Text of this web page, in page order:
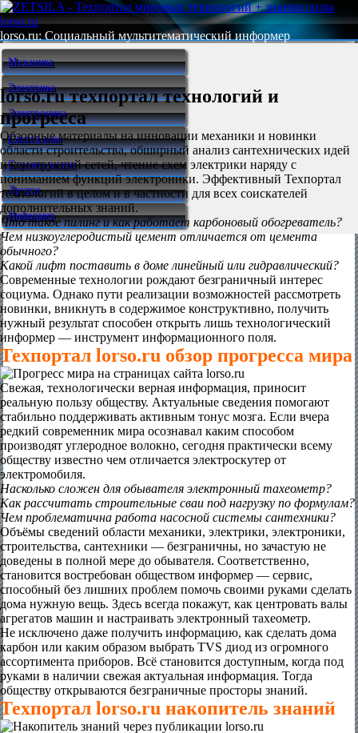
lorso.ru
lorso.ru: Социальный мультитематический информер
Механика
Электрика
Электроника
Сантехника
Строительство
Другое
Информер
lorso.ru техпортал технологий и
прогресса
Обзорные материалы на инновации механики и новинки
области строительства, обширный анализ сантехнических идей
и конструкций сетей, чтение схем электрики наряду с
пониманием функций электроники. Эффективный Техпортал
технологий в целом и в частности для всех соискателей
дополнительных знаний.
Что такое пилинг и как работает карбоновый обогреватель?
Чем низкоуглеродистый цемент отличается от цемента
обычного?
Какой лифт поставить в доме линейный или гидравлический?
Современные технологии рождают безграничный интерес
социума. Однако пути реализации возможностей рассмотреть
новинки, вникнуть в содержимое конструктивно, получить
нужный результат способен открыть лишь технологический
информер — инструмент информационного поля.
Техпортал lorso.ru обзор прогресса мира
Свежая, технологически верная информация, приносит
реальную пользу обществу. Актуальные сведения помогают
стабильно поддерживать активным тонус мозга. Если вчера
редкий современник мира осознавал каким способом
производят углеродное волокно, сегодня практически всему
обществу известно чем отличается электроскутер от
электромобиля.
Насколько сложен для обывателя электронный тахеометр?
Как рассчитать строительные сваи под нагрузку по формулам?
Чем проблематична работа насосной системы сантехники?
Объёмы сведений области механики, электрики, электроники,
строительства, сантехники — безграничны, но зачастую не
доведены в полной мере до обывателя. Соответственно,
становится востребован обществом информер — сервис,
способный без лишних проблем помочь своими руками сделать
дома нужную вещь. Здесь всегда покажут, как центровать валы
агрегатов машин и настраивать электронный тахеометр.
Не исключено даже получить информацию, как сделать дома
карбон или каким образом выбрать TVS диод из огромного
ассортимента приборов. Всё становится доступным, когда под
руками в наличии свежая актуальная информация. Тогда
обществу открываются безграничные просторы знаний.
Техпортал lorso.ru накопитель знаний